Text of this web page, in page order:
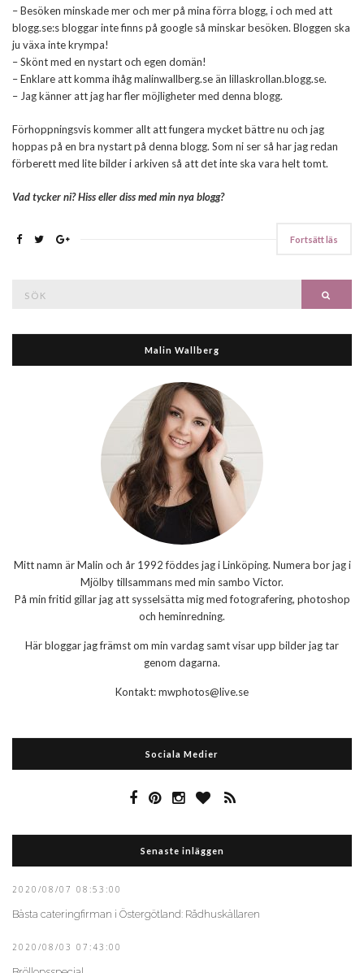
– Besöken minskade mer och mer på mina förra blogg, i och med att
blogg.se:s bloggar inte finns på google så minskar besöken. Bloggen ska
ju växa inte krympa!
– Skönt med en nystart och egen domän!
– Enklare att komma ihåg malinwallberg.se än lillaskrollan.blogg.se.
– Jag känner att jag har fler möjligheter med denna blogg.
Förhoppningsvis kommer allt att fungera mycket bättre nu och jag
hoppas på en bra nystart på denna blogg. Som ni ser så har jag redan
förberett med lite bilder i arkiven så att det inte ska vara helt tomt.
Vad tycker ni? Hiss eller diss med min nya blogg?
Fortsätt läs
Malin Wallberg
Mitt namn är Malin och år 1992 föddes jag i Linköping. Numera bor jag i
Mjölby tillsammans med min sambo Victor.
På min fritid gillar jag att sysselsätta mig med fotografering, photoshop
och heminredning.
Här bloggar jag främst om min vardag samt visar upp bilder jag tar
genom dagarna.
Kontakt: mwphotos@live.se
Sociala Medier
Senaste inläggen
2020/08/07 08:53:00
Bästa cateringfirman i Östergötland: Rådhuskällaren
2020/08/03 07:43:00